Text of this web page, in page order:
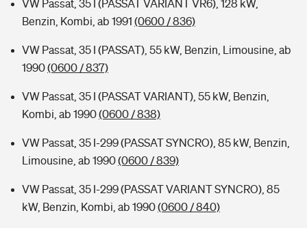
VW Passat, 35 I (PASSAT VARIANT VR6), 128 kW,
Benzin, Kombi, ab 1991 (0600 / 836)
VW Passat, 35 I (PASSAT), 55 kW, Benzin, Limousine, ab
1990(0600 / 837)
VW Passat, 35 I (PASSAT VARIANT), 55 kW, Benzin,
Kombi, ab 1990(0600 / 838)
VW Passat, 35 I-299 (PASSAT SYNCRO), 85 kW, Benzin,
Limousine, ab 1990(0600 / 839)
VW Passat, 35 I-299 (PASSAT VARIANT SYNCRO), 85
kW, Benzin, Kombi, ab 1990(0600 / 840)